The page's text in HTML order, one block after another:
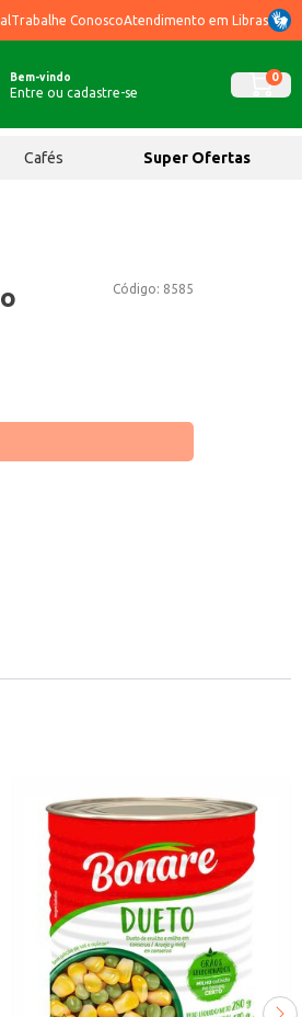
Trabalhe ConoscoAtendimento em Libras
Bem-vindo
Entre ou cadastre-se
0
Cafés Super Ofertas
Código: 8585